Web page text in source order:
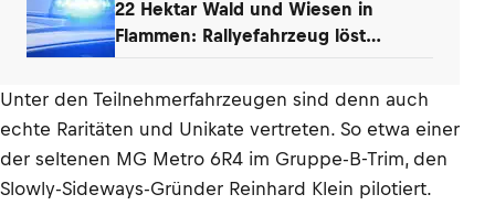
22 Hektar Wald und Wiesen in
Flammen: Rallyefahrzeug löst
Unter den Teilnehmerfahrzeugen sind denn auch
echte Raritäten und Unikate vertreten. So etwa einer
der seltenen MG Metro 6R4 im Gruppe-B-Trim, den
Slowly-Sideways-Gründer Reinhard Klein pilotiert.